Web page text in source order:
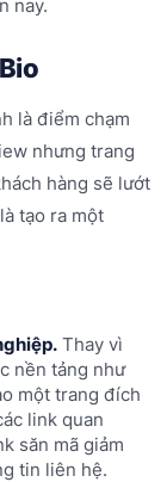
nay.
là điểm chạm
nhưng trang
hàng sẽ lướt
tạo ra một
Thay vì
nền tảng như
một trang đích
link quan
săn mã giảm
tin liên hệ.